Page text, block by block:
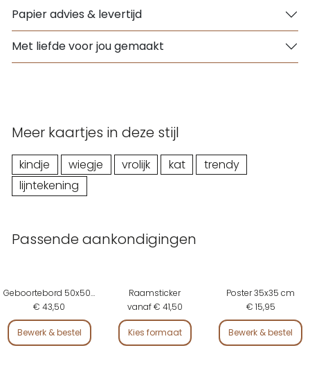
Papier advies & levertijd
Met liefde voor jou gemaakt
Meer kaartjes in deze stijl
kindje wiegje vrolijk kat
trendy
lijntekening
Passende aankondigingen
Geboortebord 50x50 cm
€ 43,50
Bewerk & bestel
Raamsticker
vanaf € 41,50
Kies formaat
Poster 35x35 cm
€ 15,95
Bewerk & bestel